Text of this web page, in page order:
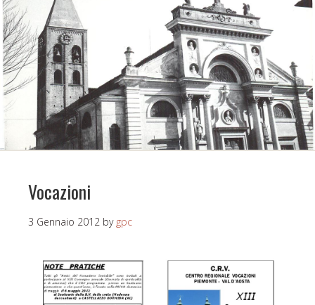
Vocazioni
3 Gennaio 2012 by gpc